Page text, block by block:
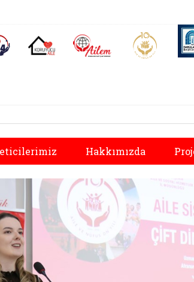
sekmede açılır)
Alo 144 (yeni sekmede açılır)Koruyucu Aile (yeni sekmede açılır)
AİLEM İletişim Merkezi
Aile ve
Hakkımızda